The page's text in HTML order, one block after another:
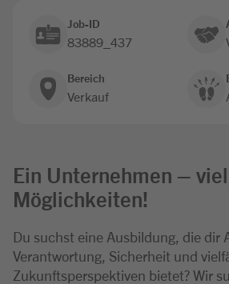
Job-ID
83889_437
Bereich
Verkauf
Ein Unternehmen –
Möglichkeiten!
Du suchst eine Ausbildung, die dir
Verantwortung, Sicherheit und
Zukunftsperspektiven bietet? Wir